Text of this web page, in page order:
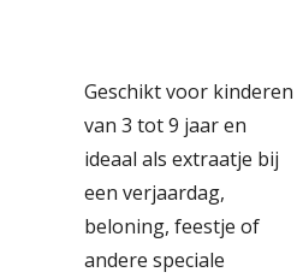
Geschikt voor kinderen
van 3 tot 9 jaar en
ideaal als extraatje bij
een verjaardag,
beloning, feestje of
andere speciale